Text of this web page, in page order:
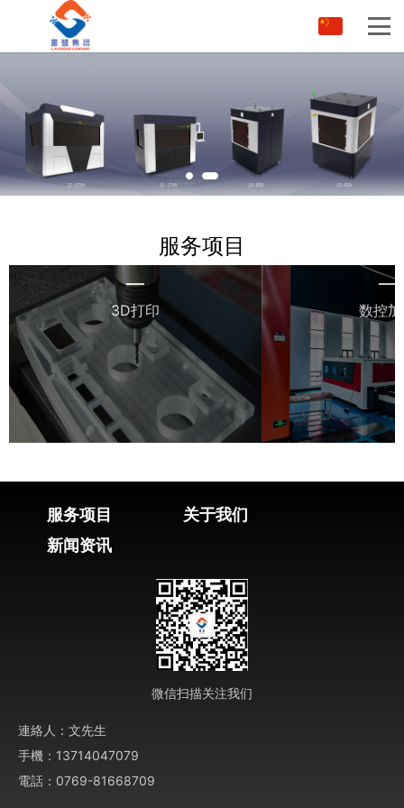
服务项目
3D打印 数控
服务项目
关于我们
新闻资讯
微信扫描关注我们
連絡人：文先生
手機：13714047079
電話：0769-81668709